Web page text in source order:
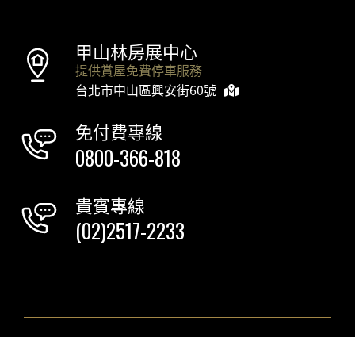
甲山林房展中心
提供賞屋免費停車服務
台北市中山區興安街60號
免付費專線
0800-366-818
貴賓專線
(02)2517-2233